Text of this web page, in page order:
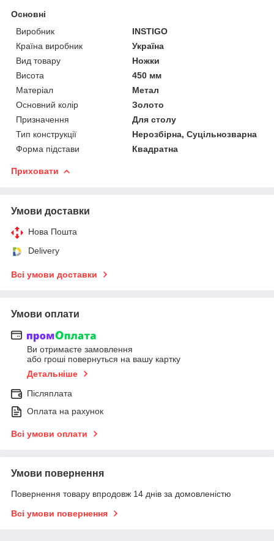
Основні
Виробник
INSTIGO
Країна виробник
Україна
Вид товару
Ножки
Висота
450 мм
Матеріал
Метал
Основний колір
Золото
Призначення
Для столу
Тип конструкції
Нерозбірна, Суцільнозварна
Форма підстави
Квадратна
Приховати
Умови доставки
Нова Пошта
Delivery
Всі умови доставки
Умови оплати
Ви отримаєте замовлення
або гроші повернуться на вашу картку
Детальніше
Післяплата
Оплата на рахунок
Всі умови оплати
Умови повернення
Повернення товару впродовж 14 днів за домовленістю
Всі умови повернення